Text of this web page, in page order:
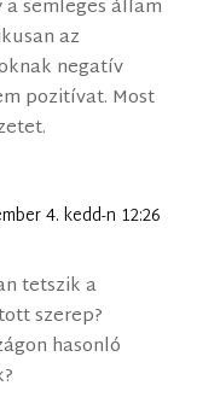
semleges állam
az
negatív
pozitívat. Most
4. kedd-n 12:26
tetszik a
szerep?
hasonló